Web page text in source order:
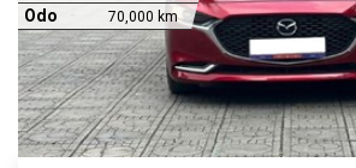
Odo 70,000 km